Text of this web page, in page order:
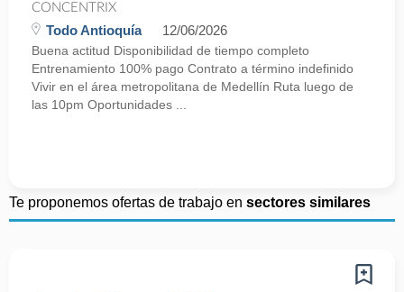
CONCENTRIX
Todo Antioquía 12/06/2026
Buena actitud Disponibilidad de tiempo completo
Entrenamiento 100% pago Contrato a término indefinido
Vivir en el área metropolitana de Medellín Ruta luego de
las 10pm Oportunidades ...
Te proponemos ofertas de trabajo en sectores similares